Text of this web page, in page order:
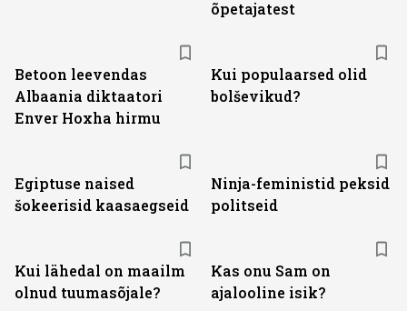
õpetajatest
Betoon leevendas
Albaania diktaatori
Enver Hoxha hirmu
Kui populaarsed olid
bolševikud?
Egiptuse naised
šokeerisid kaasaegseid
Ninja-feministid peksid
politseid
Kui lähedal on maailm
olnud tuumasõjale?
Kas onu Sam on
ajalooline isik?